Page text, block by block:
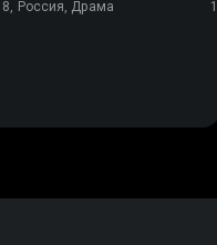
Россия, Драма